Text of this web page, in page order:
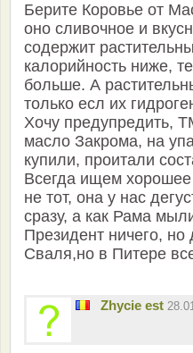
Берите Коровье от
оно сливочное и
содержит
калорийность ниже,
больше. А
только есл их
Хочу предупредить,
масло Закрома, на
купили, проитали
Всегда ищем
не тот, она у нас
сразу, а как Рама
Президент ничего, но
Сваля,но в Питере
Zhycie est